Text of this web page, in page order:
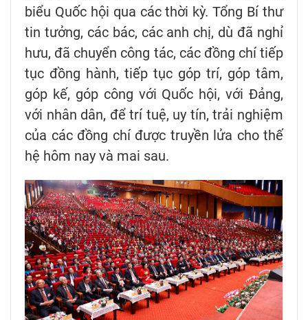
biểu Quốc hội qua các thời kỳ. Tổng Bí thư
tin tưởng, các bác, các anh chị, dù đã nghỉ
hưu, đã chuyển công tác, các đồng chí tiếp
tục đồng hành, tiếp tục góp trí, góp tâm,
góp kế, góp công với Quốc hội, với Đảng,
với nhân dân, để trí tuệ, uy tín, trải nghiệm
của các đồng chí được truyền lửa cho thế
hệ hôm nay và mai sau.